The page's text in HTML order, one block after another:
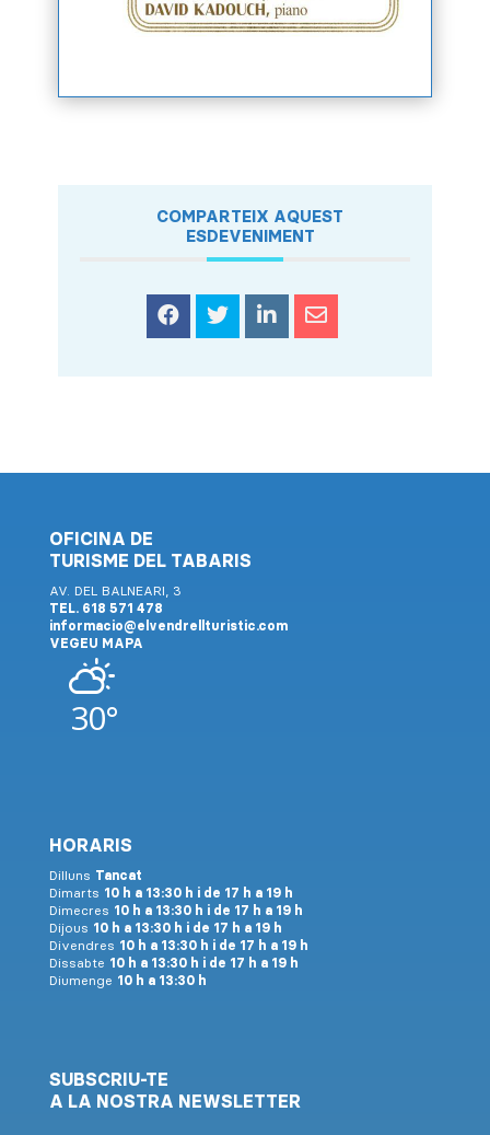
COMPARTEIX AQUEST
ESDEVENIMENT
OFICINA DE
TURISME DEL TABARIS
AV. DEL BALNEARI, 3
TEL. 618 571 478
informacio@elvendrellturistic.com
VEGEU MAPA
30°
HORARIS
Dilluns Tancat
Dimarts 10 h a 13:30 h i de 17 h a 19 h
Dimecres 10 h a 13:30 h i de 17 h a 19 h
Dijous 10 h a 13:30 h i de 17 h a 19 h
Divendres 10 h a 13:30 h i de 17 h a 19 h
Dissabte 10 h a 13:30 h i de 17 h a 19 h
Diumenge 10 h a 13:30 h
SUBSCRIU-TE
A LA NOSTRA NEWSLETTER